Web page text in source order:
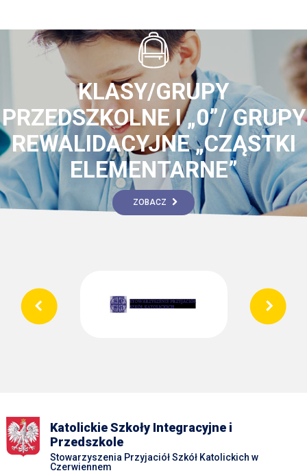
KLASY/GRUPY
PRZEDSZKOLNE I „0”/ GRUPY
REWALIDACYJNE „CZĄSTKI
ELEMENTARNE”
ZOBACZ
Katolickie Szkoły Integracyjne i
Przedszkole
Stowarzyszenia Przyjaciół Szkół Katolickich w
Czerwiennem